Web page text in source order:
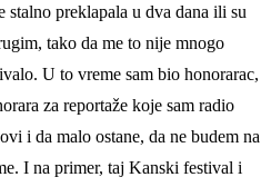
stalno preklapala u dva dana ili su
tako da me to nije mnogo
U to vreme sam bio honorarac,
za reportaže koje sam radio
i da malo ostane, da ne budem na
I na primer, taj Kanski festival i